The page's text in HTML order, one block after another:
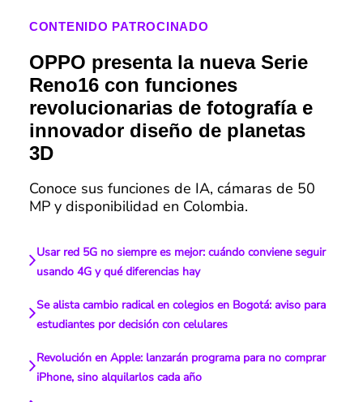
CONTENIDO PATROCINADO
OPPO presenta la nueva Serie
Reno16 con funciones
revolucionarias de fotografía e
innovador diseño de planetas
3D
Conoce sus funciones de IA, cámaras de 50
MP y disponibilidad en Colombia.
Usar red 5G no siempre es mejor: cuándo conviene seguir
usando 4G y qué diferencias hay
Se alista cambio radical en colegios en Bogotá: aviso para
estudiantes por decisión con celulares
Revolución en Apple: lanzarán programa para no comprar
iPhone, sino alquilarlos cada año